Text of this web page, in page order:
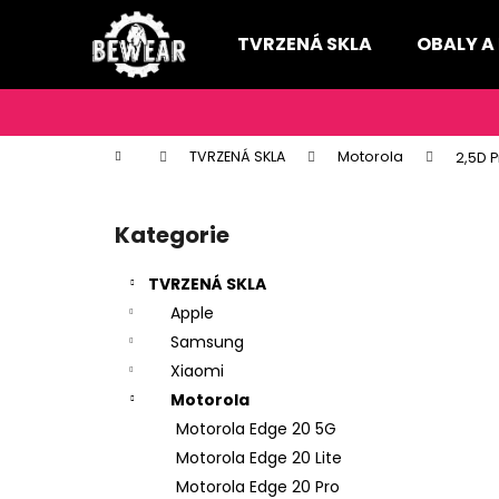
TVRZENÁ SKLA OBALY
Domů TVRZENÁ SKLA Motorola 2,5D
Přeskočit
kategorie
Kategorie
TVRZENÁ SKLA
Apple
Samsung
Xiaomi
Motorola
Motorola Edge 20 5G
Motorola Edge 20 Lite
Motorola Edge 20 Pro
í
k
Zpět
do
Zpět
do